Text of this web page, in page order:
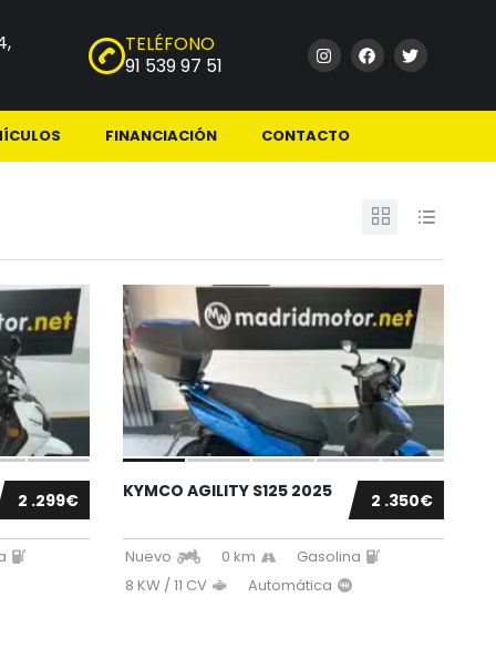
TELÉFONO
91 539 97 51
FINANCIACIÓN CONTACTO
2 .299€ 2 .350€
KYMCO AGILITY S125 2025
Nuevo 0 km
Gasolina
8 KW / 11 CV
Automática